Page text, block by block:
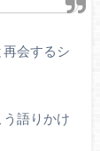
会するシ
語りかけ